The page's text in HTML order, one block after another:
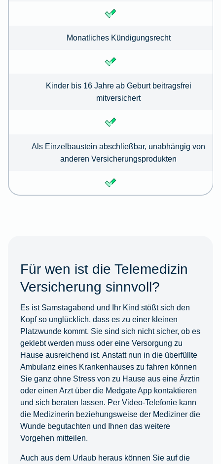
Monatliches Kündigungsrecht
Kinder bis 16 Jahre ab Geburt beitragsfrei
mitversichert
Als Einzelbaustein abschließbar, unabhängig von
anderen Versicherungsprodukten
Für wen ist die Telemedizin
Versicherung sinnvoll?
Es ist Samstagabend und Ihr Kind stößt sich den
Kopf so unglücklich, dass es zu einer kleinen
Platzwunde kommt. Sie sind sich nicht sicher, ob es
geklebt werden muss oder eine Versorgung zu
Hause ausreichend ist. Anstatt nun in die überfüllte
Ambulanz eines Krankenhauses zu fahren können
Sie ganz ohne Stress von zu Hause aus eine Ärztin
oder einen Arzt über die Medgate App kontaktieren
und sich beraten lassen. Per Video-Telefonie kann
die Medizinerin beziehungsweise der Mediziner die
Wunde begutachten und Ihnen das weitere
Vorgehen mitteilen.
Auch aus dem Urlaub heraus können Sie auf die